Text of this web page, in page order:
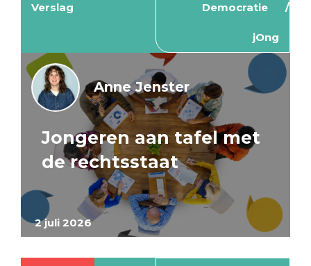
Verslag Democratie
jOng
2 juli 2026
Anne Jenster
Jongeren aan tafel met
de rechtsstaat